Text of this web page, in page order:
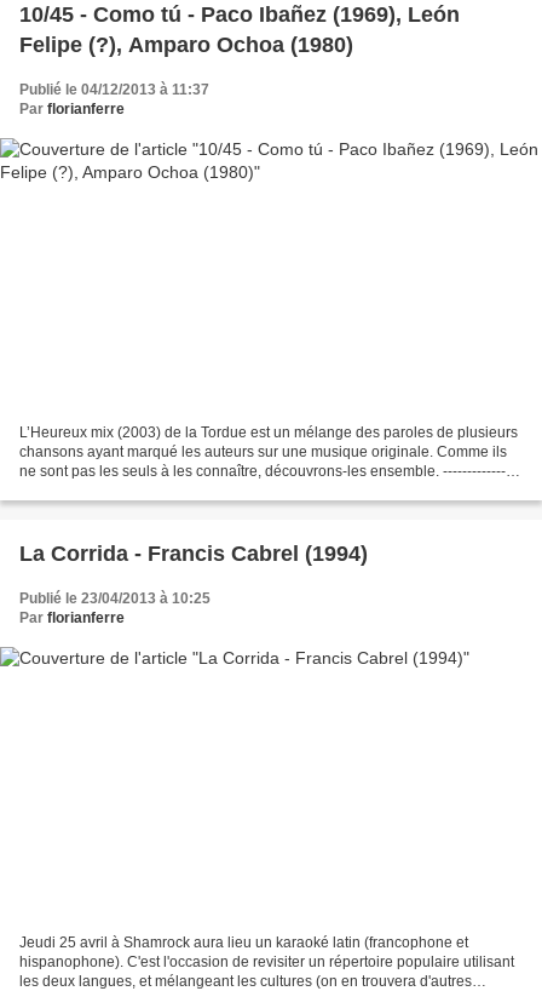
10/45 - Como tú - Paco Ibañez (1969), León
Felipe (?), Amparo Ochoa (1980)
Publié le 04/12/2013 à 11:37
Par florianferre
L’Heureux mix (2003) de la Tordue est un mélange des paroles de plusieurs
chansons ayant marqué les auteurs sur une musique originale. Comme ils
ne sont pas les seuls à les connaître, découvrons-les ensemble. ---------------
La Corrida - Francis Cabrel (1994)
Publié le 23/04/2013 à 10:25
Par florianferre
Jeudi 25 avril à Shamrock aura lieu un karaoké latin (francophone et
hispanophone). C'est l'occasion de revisiter un répertoire populaire utilisant
les deux langues, et mélangeant les cultures (on en trouvera d'autres